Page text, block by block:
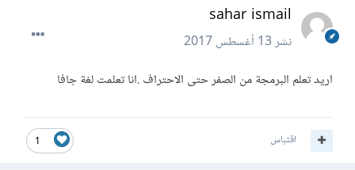
sahar ismail
نشر13 أغسطس 2017
اريد تعلم البرمجة من الصفر حتى الاحتراف .انا تعلمت لغة جافا
1 اقتباس